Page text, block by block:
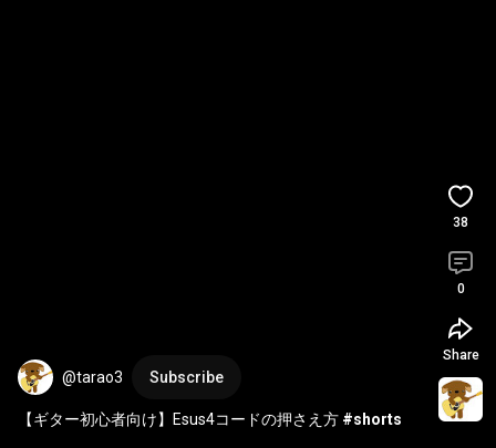
@tarao3 Subscribe
【ギター初心者向け】Esus4コードの押さえ方 #shorts
38
0
Share